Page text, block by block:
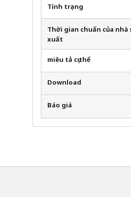
Tình trạng
Thời gian chuẩn của nhà
xuất
miêu tả cụ thể
Download
Báo giá